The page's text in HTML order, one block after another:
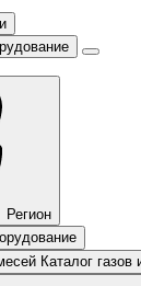
Регион
Каталог газов